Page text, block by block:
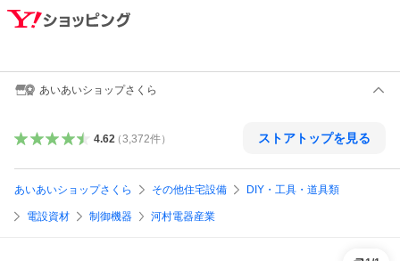
あいあいショップさくら
4.62（3,372件） ストアトップを見る
あいあいショップさくら その他住宅設備 DIY・工具・道具類
電設資材 制御機器 河村電器産業